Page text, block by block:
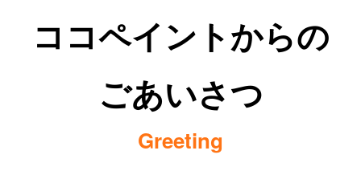
2026/07/18
現場ブログ
台風養生とは?外壁塗装工事で行う具体的な対策と必要性
ココペイントからの
ごあいさつ
Greeting